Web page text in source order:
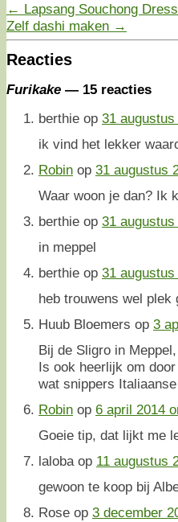
← Lapsang Souchong
Zelf dashi maken →
Reacties
Furikake — 15 reacties
berthie op 31
ik vind het lekker
Robin op 31 augustus
Waar woon je dan? Ik
berthie op 31
in meppel
berthie op 31
heb trouwens wel plek
Huub Bloemers op 3
Bij de Sligro in
Is ook heerlijk om
wat snippers
Robin op 6 april 2014
Goeie tip, dat lijkt me
laloba op 11 augustus
gewoon te koop bij
Rose op 3 december